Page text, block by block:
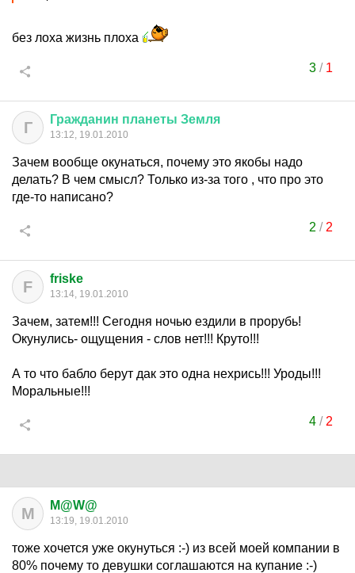
без лоха жизнь плоха
3/ 1
Г Гражданин планеты Земля
13:12, 19.01.2010
Зачем вообще окунаться, почему это якобы надо
делать? В чем смысл? Только из-за того , что про это
где-то написано?
2 / 2
F friske
13:14, 19.01.2010
Зачем, затем!!! Сегодня ночью ездили в прорубь!
Окунулись- ощущения - слов нет!!! Круто!!!
А то что бабло берут дак это одна нехрись!!! Уроды!!!
Моральные!!!
4/ 2
M M@W@
13:19, 19.01.2010
тоже хочется уже окунуться :-) из всей моей компании в
80% почему то девушки соглашаются на купание :-)